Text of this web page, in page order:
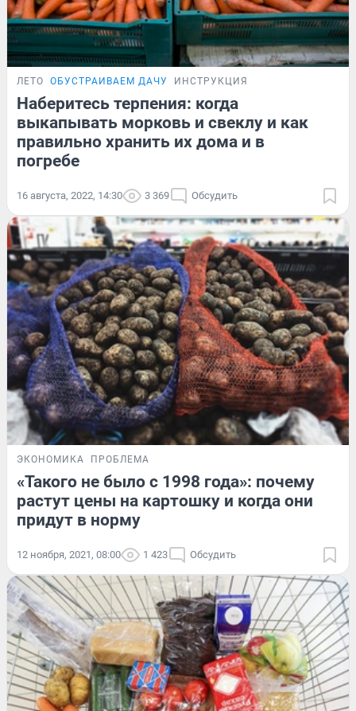
ЛЕТО ОБУСТРАИВАЕМ ДАЧУ ИНСТРУКЦИЯ
Наберитесь терпения: когда
выкапывать морковь и свеклу и как
правильно хранить их дома и в
погребе
16 августа, 2022, 14:30 3 369 Обсудить
ЭКОНОМИКА ПРОБЛЕМА
«Такого не было с 1998 года»: почему
растут цены на картошку и когда они
придут в норму
12 ноября, 2021, 08:00 1 423 Обсудить